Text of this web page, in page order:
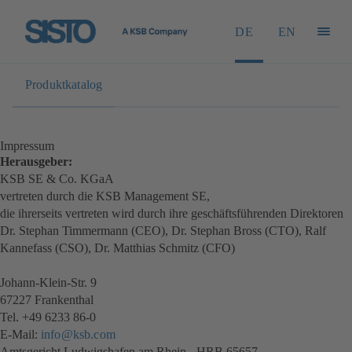
DE EN
Produktkatalog
Impressum
Herausgeber:
KSB SE & Co. KGaA
vertreten durch die KSB Management SE,
die ihrerseits vertreten wird durch ihre geschäftsführenden Direktoren
Dr. Stephan Timmermann (CEO), Dr. Stephan Bross (CTO), Ralf
Kannefass (CSO), Dr. Matthias Schmitz (CFO)
Johann-Klein-Str. 9
67227 Frankenthal
Tel. +49 6233 86-0
E-Mail: info@ksb.com